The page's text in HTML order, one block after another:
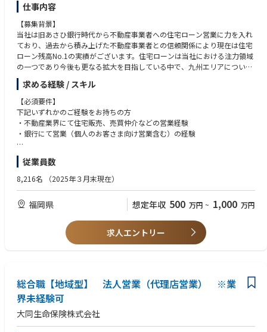
仕事内容
【募集背景】
当社は旧あさひ銀行時代から不動産事業者への住宅ローン営業に力を入れ
ており、過去から積み上げた不動産事業者との信頼関係により現在は住宅
ローン残高No.1の実績がございます。住宅ローンは当社における注力領域
の一つであり今後も更なる拡大を目指している中で、九州エリアについて
もマーケットの開拓・拡大を目指して新たに増員募集いたします。
【業務内容】
・不動産事業者（ハウスメーカー、流通業者、マンションデベロッパーな
ど）向けの住宅ローン営業推進に従事いただきます。
・九州エリア全体を営業エリアとして活動するため、週2～3日は熊本・久
留米・北九州に営業活動のための出張となる場合があります。
ですが、その他エリアについは新規先の開拓業務も一部発生する予定で
す。住宅ローンを紹介してくださる不動産営業の方の信頼を勝ち取り、不
動産購入を検討してくださっているお客さまのご紹介、住宅ローンの申し
込みまで繋げていただくことを期待します。
・担当社数は20〜40社。担当いただくエリアごとで流通している物件タイ
産事業者との信頼関係が重要となるお仕事です。不動産事業者やそのお客
さまに対し、自社の商品の説明をするだけでなく、対象となる不動産事業
【組織構成】
九州ローンプラザ：全体15名（※社員12名、パートナー社員3名）
・営業6名・事務9名で、キャリア入社は5名です。20代から50代の方まで
幅広い年齢層の方が活躍しています。
・女性社員も多く活躍している職場で、男性6名、女性9名です。
求める経験 / スキル
【必須要件】
下記いずれかのご経験をお持ちの方
・不動産業界にて住宅販売、売買仲介などの営業経験
・銀行にて営業（個人のお客さま向け営業含む）の経験
【歓迎要件】
・住宅ローン業務に関する知識・経験
・不動産業務に関する知識・経験
従業員数
8,216名 （2025年３月末現在）
福岡県 想定年収 500 万円 ~ 1,000 万円
求人エントリー
総合職【地域型】 法人営業（代理店営業） ※業
界未経験可
大同生命保険株式会社